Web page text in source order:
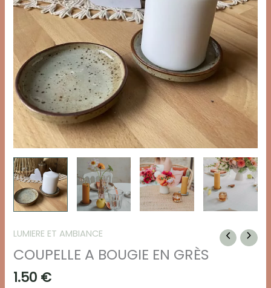
LUMIERE ET AMBIANCE
COUPELLE A BOUGIE EN GRÈS
1.50 €